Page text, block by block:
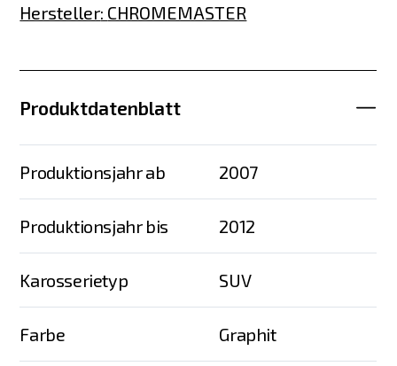
Hersteller: CHROMEMASTER
Produktdatenblatt
Produktionsjahr ab 2007
Produktionsjahr bis 2012
Karosserietyp SUV
Farbe Graphit